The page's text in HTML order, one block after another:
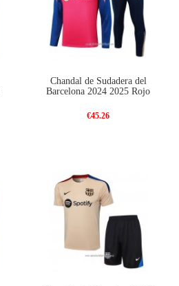
Chandal de Sudadera del
Barcelona 2024 2025 Rojo
€45.26